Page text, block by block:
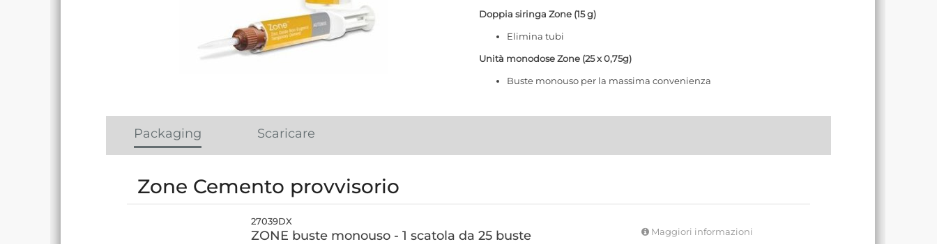
Doppia siringa Zone (15 g)
Elimina tubi
Unità monodose Zone (25 x 0,75g)
Buste monouso per la massima convenienza
Packaging Scaricare
Zone Cemento provvisorio
27039DX
ZONE buste monouso - 1 scatola da 25 buste
Maggiori informazioni